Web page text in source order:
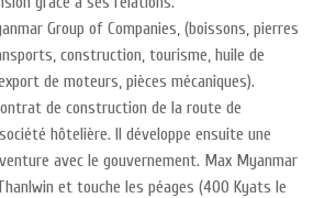
Group of Companies, (boissons, pierres
construction, tourisme, huile de
de moteurs, pièces mécaniques).
de construction de la route de
hôtelière. Il développe ensuite une
avec le gouvernement. Max Myanmar
et touche les péages (400 Kyats le